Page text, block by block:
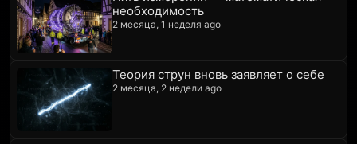
необходимость
2 месяца, 1 неделя ago
Теория струн вновь заявляет о себе
2 месяца, 2 недели ago